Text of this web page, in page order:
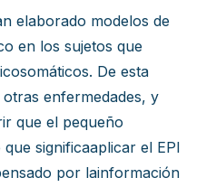
elaborado modelos de
en los sujetos que
De esta
enfermedades, y
que el pequeño
significaaplicar el EPI
por lainformación